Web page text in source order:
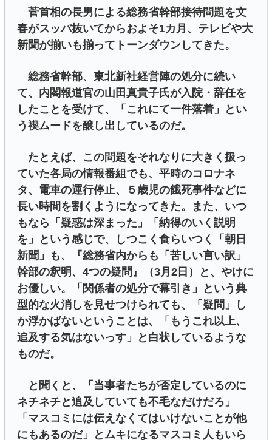
菅首相の長男による総務省幹部接待問題を文
春がスッパ抜いてからおよそ1カ月、テレビや大
新聞が揃いも揃ってトーンダウンしてきた。
総務省幹部、東北新社経営陣の処分に続い
て、内閣報道官の山田真貴子氏が入院・辞任を
したことを受けて、「これにて一件落着」とい
う禊ムードを醸し出しているのだ。
たとえば、この問題をそれなりに大きく扱っ
ていた各局の情報番組でも、平時のコロナネ
タ、電車の運行停止、５歳児の餓死事件などに
長い時間を割くようになってきた。また、いつ
もなら「疑惑は深まった」「納得のいく説明
を」という感じで、しつこく食らいつく「朝日
新聞」も、『総務省内からも「苦しい言い訳」
幹部の釈明、4つの疑問』（3月2日）と、やけに
お優しい。「関係者の処分で幕引き」という典
型的な火消しを見せつけられても、「疑問」し
か浮かばないということは、「もうこれ以上、
追及する気はないっす」と白状しているような
ものだ。
と聞くと、「当事者たちが否定しているのに
ネチネチと追及していても不毛なだけだろ」
「マスコミには伝えなくてはいけないことが他
にもあるのだ」とムキになるマスコミ人もいら